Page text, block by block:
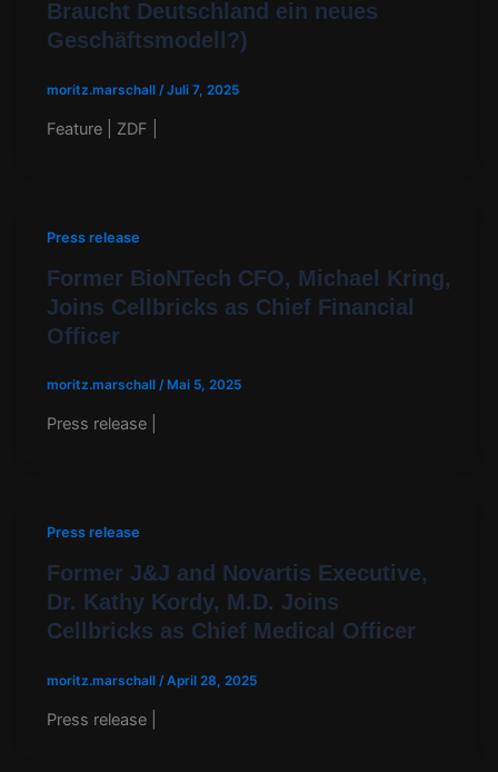
Braucht Deutschland ein neues
Geschäftsmodell?)
moritz.marschall /Juli 7, 2025
Feature | ZDF |
Press release
Former BioNTech CFO, Michael Kring,
Joins Cellbricks as Chief Financial
Officer
moritz.marschall / Mai 5, 2025
Press release |
Press release
Former J&J and Novartis Executive,
Dr. Kathy Kordy, M.D. Joins
Cellbricks as Chief Medical Officer
moritz.marschall /April 28, 2025
Press release |